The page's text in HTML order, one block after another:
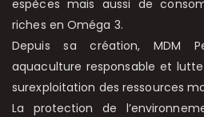
espèces mais aussi de
riches en Oméga 3.
Depuis sa création, MDM
aquaculture responsable et
surexploitation des ressources
La protection de